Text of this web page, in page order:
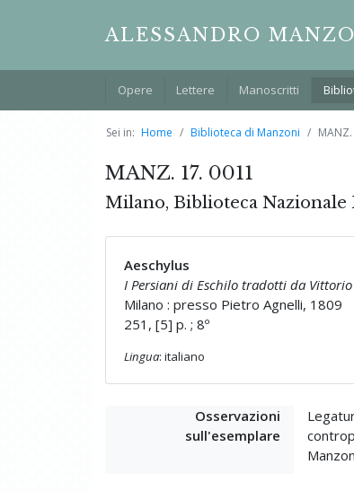
ALESSANDRO
Opere Lettere Manoscritti
Sei in: Home Biblioteca di Manzoni
MANZ. 17. 0011
Milano, Biblioteca Nazionale
Aeschylus
I Persiani di Eschilo tradotti da
Milano : presso Pietro Agnelli, 1809
251, [5] p. ; 8º
Lingua: italiano
Osservazioni
sull'esemplare